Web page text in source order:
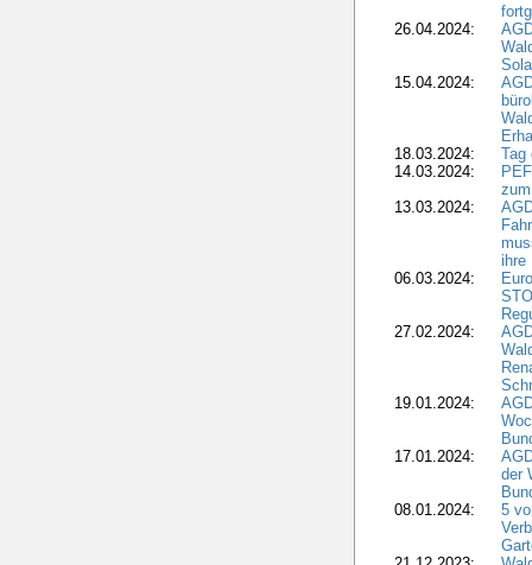
26.04.2024:
15.04.2024:
18.03.2024:
Tag
14.03.2024:
13.03.2024:
ihre
06.03.2024:
27.02.2024:
19.01.2024:
17.01.2024:
der
08.01.2024:
5